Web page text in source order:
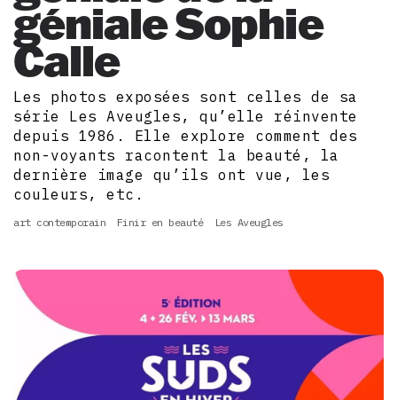
géniale Sophie
Calle
Les photos exposées sont celles de sa
série Les Aveugles, qu’elle réinvente
depuis 1986. Elle explore comment des
non-voyants racontent la beauté, la
dernière image qu’ils ont vue, les
couleurs, etc.
art contemporain Finir en beauté Les Aveugles